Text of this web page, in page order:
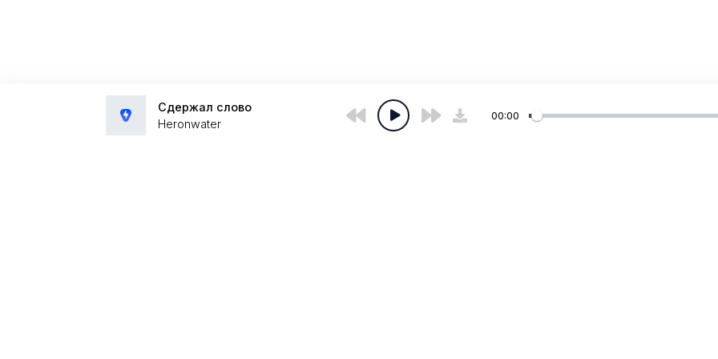
Сдержал слово
Heronwater
00:00